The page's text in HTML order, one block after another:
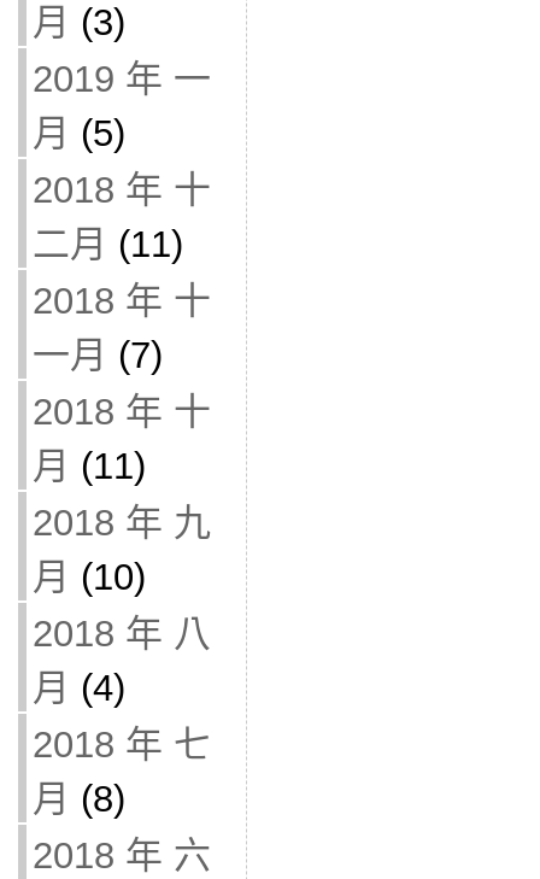
月 (3)
2019 年 一
月 (5)
2018 年 十
二月 (11)
2018 年 十
一月 (7)
2018 年 十
月 (11)
2018 年 九
月 (10)
2018 年 八
月 (4)
2018 年 七
月 (8)
2018 年 六